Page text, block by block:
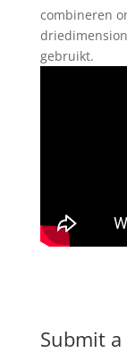
combineren
gebruikt.
Submit